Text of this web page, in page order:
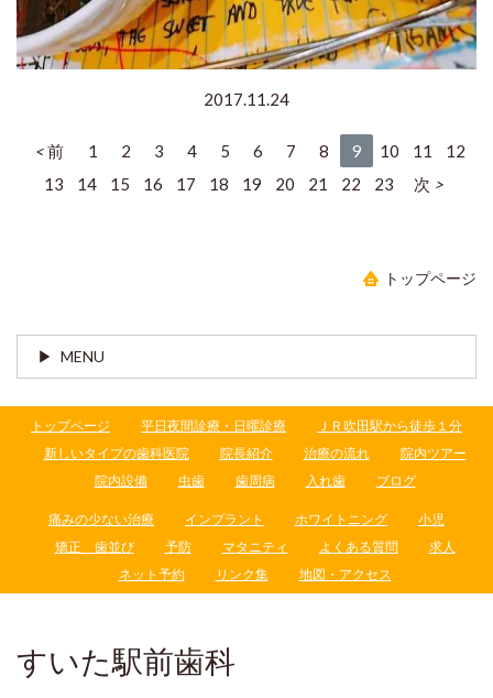
2017.11.24
前 1 2 3 4 5 6 7 8 9 10 11
12
13
14 15 16 17 18 19 20 21 22 23 次
トップページ
MENU
トップページ 平日夜間診療・日曜診療
ＪＲ吹田駅から徒歩１分
新しいタイプの歯科医院
院長紹介 治療の流れ
院内ツアー
院内設備
虫歯 歯周病 入れ歯 ブログ
痛みの少ない治療 インプラント ホワイトニング
小児
矯正 歯並び
予防 マタニティ よくある質問
求人
ネット予約
リンク集 地図・アクセス
すいた駅前歯科